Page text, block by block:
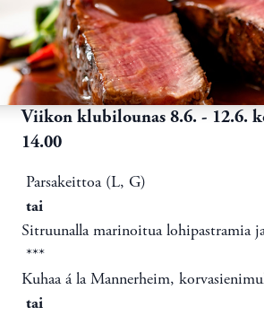
Viikon klubilounas 8.6. - 12.6.
14.00
Parsakeittoa (L, G)
tai
Sitruunalla marinoitua lohipastramia
***
Kuhaa á la Mannerheim,
tai